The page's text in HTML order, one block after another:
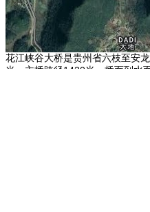
花江峡谷大桥是贵州省六枝至安
米，主桥跨径1420米，桥面到水